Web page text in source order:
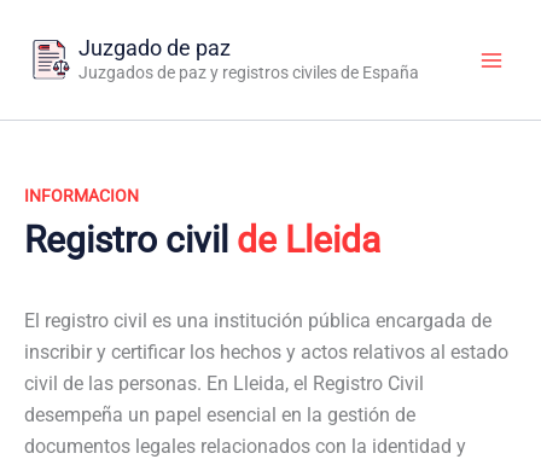
contenido
Juzgado de paz
Juzgados de paz y registros civiles de España
INFORMACION
Registro civil de Lleida
El registro civil es una institución pública encargada de
inscribir y certificar los hechos y actos relativos al estado
civil de las personas. En Lleida, el Registro Civil
desempeña un papel esencial en la gestión de
documentos legales relacionados con la identidad y